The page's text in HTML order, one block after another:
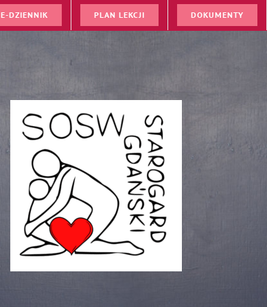
E-DZIENNIK PLAN LEKCJI DOKUMENTY